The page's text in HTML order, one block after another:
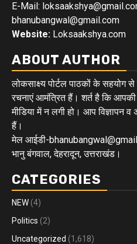
E-Mail:
bhanubangwal@gmail.com
Website: Loksaakshya.com
ABOUT AUTHOR
लोकसाक्ष्य पोर्टल पाठकों के सहयोग
रचनाएं आमंत्रित हैं। शर्त है कि
मीडिया में न लगी हो। आप विज्ञापन
हैं।
मेल आईडी-
भानु बंगवाल, देहरादून, उत्तराखंड।
CATEGORIES
NEW (4)
Politics (2)
Uncategorized (1,618)